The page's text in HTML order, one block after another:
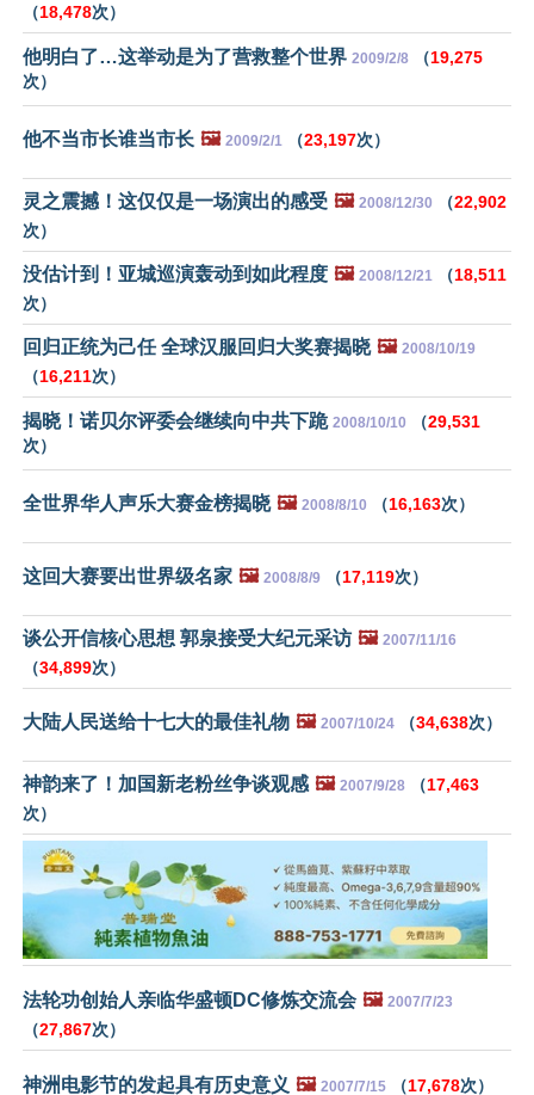
（18,478次）
他明白了…这举动是为了营救整个世界 2009/2/8 （19,275
次）
他不当市长谁当市长 🖼️ 2009/2/1 （23,197次）
灵之震撼！这仅仅是一场演出的感受 🖼️ 2008/12/30 （22,902
次）
没估计到！亚城巡演轰动到如此程度 🖼️ 2008/12/21 （18,511
次）
回归正统为己任 全球汉服回归大奖赛揭晓 🖼️ 2008/10/19
（16,211次）
揭晓！诺贝尔评委会继续向中共下跪 2008/10/10 （29,531
次）
全世界华人声乐大赛金榜揭晓 🖼️ 2008/8/10 （16,163次）
这回大赛要出世界级名家 🖼️ 2008/8/9 （17,119次）
谈公开信核心思想 郭泉接受大纪元采访 🖼️ 2007/11/16
（34,899次）
大陆人民送给十七大的最佳礼物 🖼️ 2007/10/24 （34,638次）
神韵来了！加国新老粉丝争谈观感 🖼️ 2007/9/28 （17,463
次）
法轮功创始人亲临华盛顿DC修炼交流会 🖼️ 2007/7/23
（27,867次）
神洲电影节的发起具有历史意义 🖼️ 2007/7/15 （17,678次）